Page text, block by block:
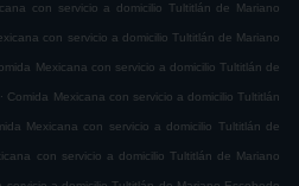
con servicio a domicilio Tultitlán de Mariano
con servicio a domicilio Tultitlán de Mariano
Mexicana con servicio a domicilio Tultitlán de
. Comida Mexicana con servicio a domicilio Tultitlán
Mexicana con servicio a domicilio Tultitlán de
con servicio a domicilio Tultitlán de Mariano